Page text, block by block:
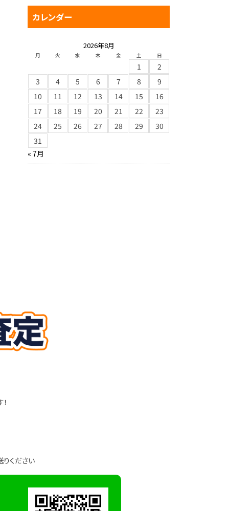
カレンダー
2026年8月
月 火 水 木 金 土 日
1
2
3
4 5 6 7 8
9
10
11 12 13 14 15
16
17
18 19 20 21 22
23
24
25 26 27 28 29
30
31
« 7月
ください